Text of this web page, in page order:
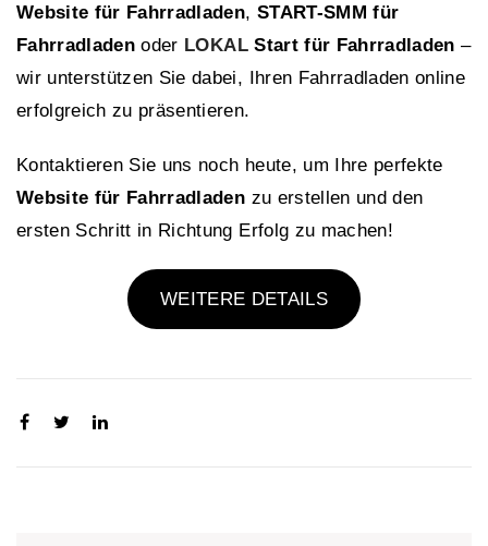
Website für Fahrradladen, START-SMM für
Fahrradladen oder LOKALStart für Fahrradladen –
wir unterstützen Sie dabei, Ihren Fahrradladen online
erfolgreich zu präsentieren.
Kontaktieren Sie uns noch heute, um Ihre perfekte
Website für Fahrradladen zu erstellen und den
ersten Schritt in Richtung Erfolg zu machen!
WEITERE DETAILS